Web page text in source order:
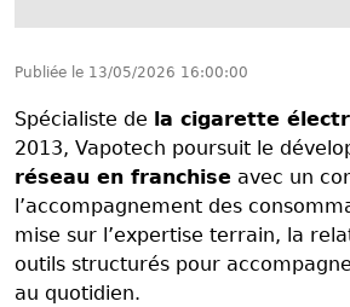
Publiée le 13/05/2026 16:00:00
Spécialiste de la cigarette
2013, Vapotech poursuit le
réseau en franchise avec un
l’accompagnement des
mise sur l’expertise terrain, la
outils structurés pour
au quotidien.